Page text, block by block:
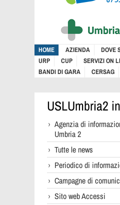
HOME AZIENDA DOVE
URP
CUP SERVIZI ON
BANDI DI GARA
CERSAG
USLUmbria2
Agenzia di
Umbria 2
Tutte le news
Periodico di
Campagne di
Sito web Accessi